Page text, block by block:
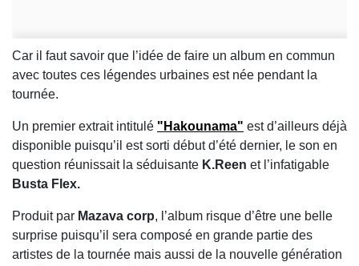
Car il faut savoir que l’idée de faire un album en commun
avec toutes ces légendes urbaines est née pendant la
tournée.
Un premier extrait intitulé "Hakounama" est d’ailleurs déjà
disponible puisqu’il est sorti début d’été dernier, le son en
question réunissait la séduisante K.Reen et l’infatigable
Busta Flex.
Produit par Mazava corp, l’album risque d’être une belle
surprise puisqu’il sera composé en grande partie des
artistes de la tournée mais aussi de la nouvelle génération